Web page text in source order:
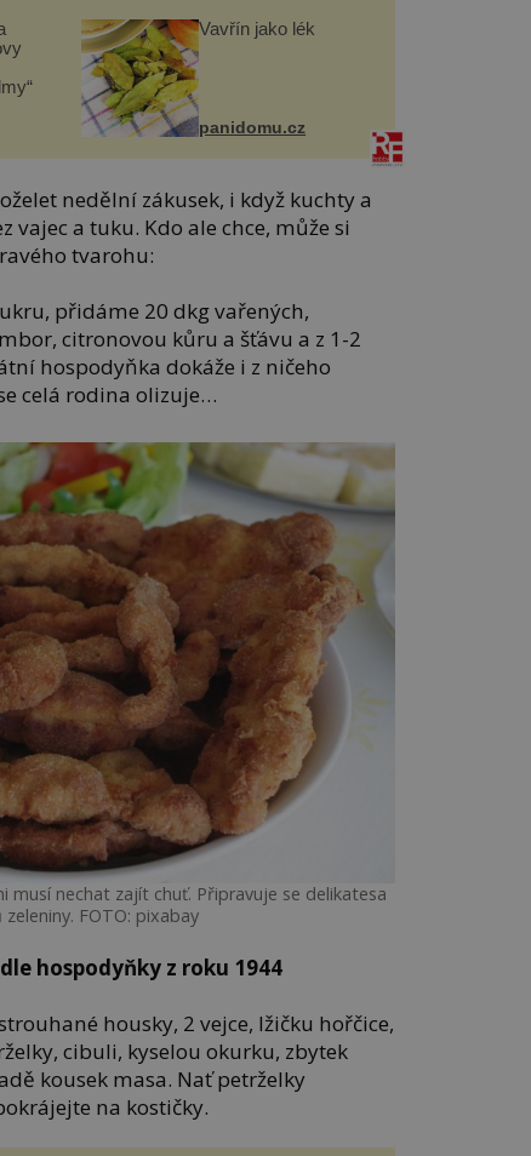
Vavřín jako lék
panidomu.cz
nedělní zákusek, i když kuchty a
vajec a tuku. Kdo ale chce, může si
tvarohu:
přidáme 20 dkg vařených,
citronovou kůru a šťávu a z 1-2
hospodyňka dokáže i z ničeho
celá rodina olizuje…
musí nechat zajít chuť. Připravuje se delikatesa
FOTO: pixabay
hospodyňky z roku 1944
housky, 2 vejce, lžičku hořčice,
cibuli, kyselou okurku, zbytek
kousek masa. Nať petrželky
na kostičky.